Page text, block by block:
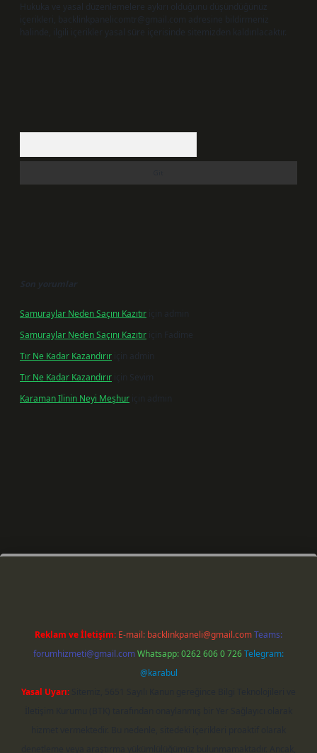
Hukuka ve yasal düzenlemelere aykırı olduğunu düşündüğünüz
içerikleri, backlinkpanelicomtr@gmail.com adresine bildirmeniz
halinde, ilgili içerikler yasal süre içerisinde sitemizden kaldırılacaktır.
Son yorumlar
Samuraylar Neden Saçını Kazıtır için
admin
Samuraylar Neden Saçını Kazıtır için
Fadime
Tır Ne Kadar Kazandırır için
admin
Tır Ne Kadar Kazandırır için Sevim
Karaman Ilinin Neyi Meşhur için admin
Reklam ve İletişim: E-mail: backlinkpaneli@gmail.comTeams:
forumhizmeti@gmail.comWhatsapp: 0262 606 0 726Telegram:
@karabul
Yasal Uyarı: